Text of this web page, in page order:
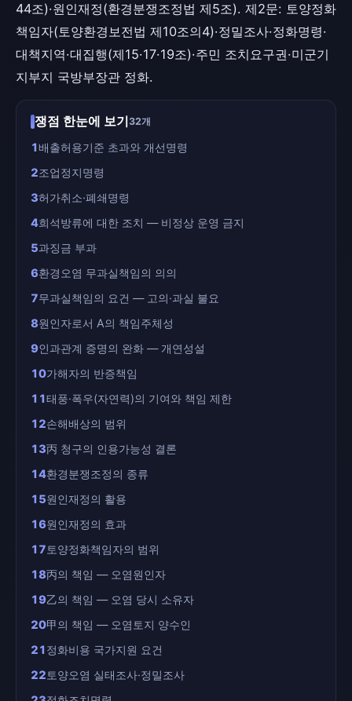
44조)·원인재정(환경분쟁조정법 제5조). 제2문: 토양정화
책임자(토양환경보전법 제10조의4)·정밀조사·정화명령·
대책지역·대집행(제15·17·19조)·주민 조치요구권·미군기
지부지 국방부장관 정화.
쟁점 한눈에 보기32개
1배출허용기준 초과와 개선명령
2조업정지명령
3허가취소·폐쇄명령
4희석방류에 대한 조치 — 비정상 운영 금지
5과징금 부과
6환경오염 무과실책임의 의의
7무과실책임의 요건 — 고의·과실 불요
8원인자로서 A의 책임주체성
9인과관계 증명의 완화 — 개연성설
10가해자의 반증책임
11태풍·폭우(자연력)의 기여와 책임 제한
12손해배상의 범위
13丙 청구의 인용가능성 결론
14환경분쟁조정의 종류
15원인재정의 활용
16원인재정의 효과
17토양정화책임자의 범위
18丙의 책임 — 오염원인자
19乙의 책임 — 오염 당시 소유자
20甲의 책임 — 오염토지 양수인
21정화비용 국가지원 요건
22토양오염 실태조사·정밀조사